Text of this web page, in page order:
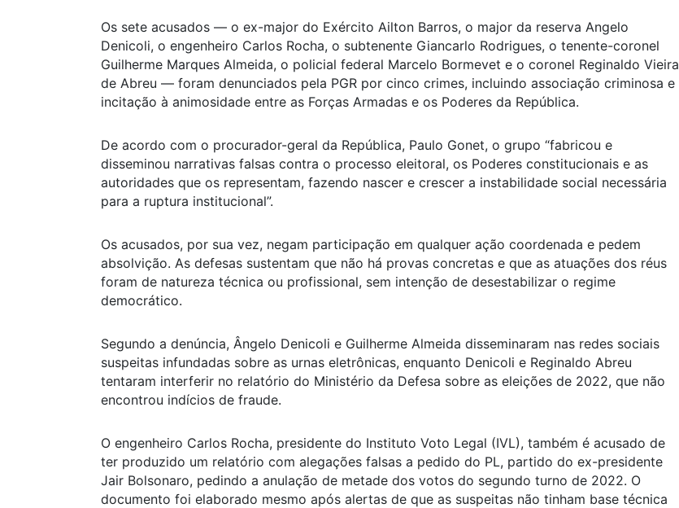
Os sete acusados — o ex-major do Exército Ailton Barros, o major da reserva Angelo
Denicoli, o engenheiro Carlos Rocha, o subtenente Giancarlo Rodrigues, o tenente-coronel
Guilherme Marques Almeida, o policial federal Marcelo Bormevet e o coronel Reginaldo Vieira
de Abreu — foram denunciados pela PGR por cinco crimes, incluindo associação criminosa e
incitação à animosidade entre as Forças Armadas e os Poderes da República.
De acordo com o procurador-geral da República, Paulo Gonet, o grupo “fabricou e
disseminou narrativas falsas contra o processo eleitoral, os Poderes constitucionais e as
autoridades que os representam, fazendo nascer e crescer a instabilidade social necessária
para a ruptura institucional”.
Os acusados, por sua vez, negam participação em qualquer ação coordenada e pedem
absolvição. As defesas sustentam que não há provas concretas e que as atuações dos réus
foram de natureza técnica ou profissional, sem intenção de desestabilizar o regime
democrático.
Segundo a denúncia, Ângelo Denicoli e Guilherme Almeida disseminaram nas redes sociais
suspeitas infundadas sobre as urnas eletrônicas, enquanto Denicoli e Reginaldo Abreu
tentaram interferir no relatório do Ministério da Defesa sobre as eleições de 2022, que não
encontrou indícios de fraude.
O engenheiro Carlos Rocha, presidente do Instituto Voto Legal (IVL), também é acusado de
ter produzido um relatório com alegações falsas a pedido do PL, partido do ex-presidente
Jair Bolsonaro, pedindo a anulação de metade dos votos do segundo turno de 2022. O
documento foi elaborado mesmo após alertas de que as suspeitas não tinham base técnica